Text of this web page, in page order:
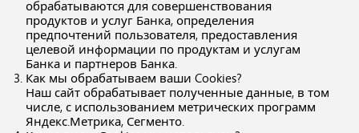
обрабатываются для совершенствования
продуктов и услуг Банка, определения
предпочтений пользователя, предоставления
целевой информации по продуктам и услугам
Банка и партнеров Банка.
Как мы обрабатываем ваши Cookies?
Наш сайт обрабатывает полученные данные, в том
числе, с использованием метрических программ
Яндекс.Метрика, Сегменто.